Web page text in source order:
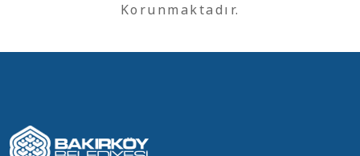
Korunmaktadır.